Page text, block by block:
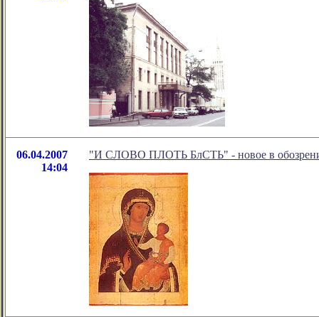
06.04.2007
14:04
"И СЛОВО ПЛОТЬ БлСТЬ" - новое в